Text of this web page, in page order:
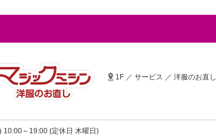
1F ／ サービス ／ 洋服のお直し
10:00～19:00 (定休日 木曜日)